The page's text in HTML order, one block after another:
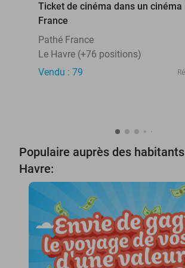
Ticket de cinéma dans un cinéma
France
Pathé France
Le Havre (+76 positions)
Vendu : 79
Populaire auprès des
Havre: